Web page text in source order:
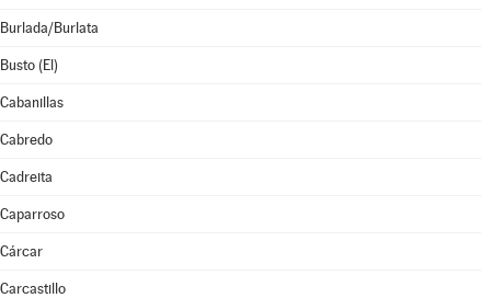
Burlada/Burlata
Busto (El)
Cabanillas
Cabredo
Cadreita
Caparroso
Cárcar
Carcastillo